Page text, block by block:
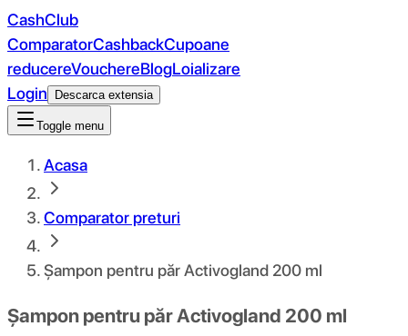
CashClub
ComparatorCashbackCupoane
reducereVouchereBlogLoializare
Login
Descarca extensia
Toggle menu
Acasa
Comparator preturi
Șampon pentru păr Activogland 200 ml
Șampon pentru păr Activogland 200 ml